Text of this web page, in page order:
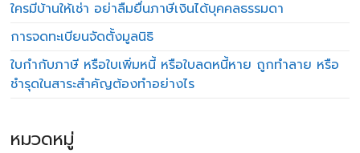
ใครมีบ้านให้เช่า อย่าลืมยื่นภาษีเงินได้บุคคลธรรมดา
การจดทะเบียนจัดตั้งมูลนิธิ
ใบกำกับภาษี หรือใบเพิ่มหนี้ หรือใบลดหนี้หาย ถูกทำลาย หรือ
ชำรุดในสาระสำคัญต้องทำอย่างไร
หมวดหมู่